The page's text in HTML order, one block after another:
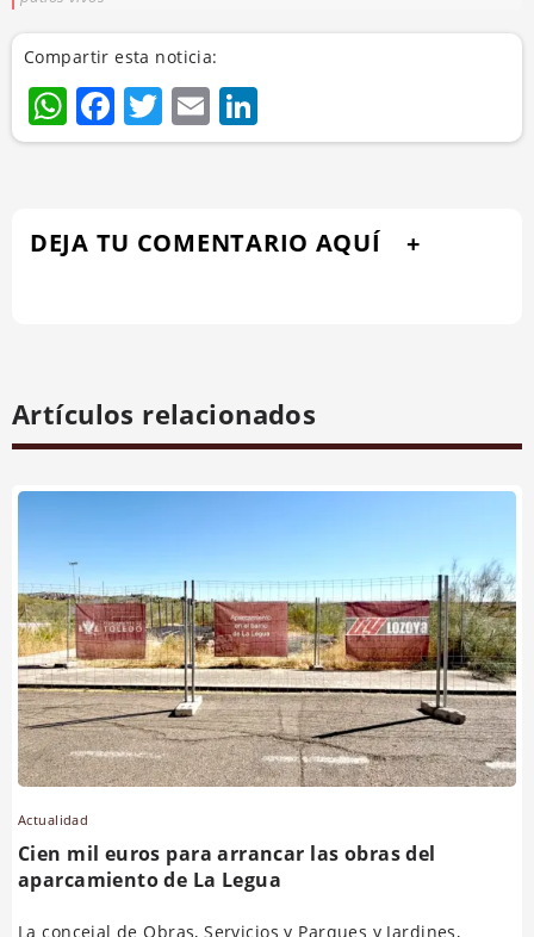
Compartir esta noticia:
WhatsApp
Facebook
Twitter
Email
DEJA TU COMENTARIO AQUÍ
Artículos relacionados
Actualidad
Cien mil euros para arrancar las obras del
aparcamiento de La Legua
La concejal de Obras, Servicios y Parques y Jardines,